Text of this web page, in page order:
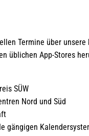
Termine über unsere
üblichen App-Stores
SÜW
Nord und Süd
gängigen